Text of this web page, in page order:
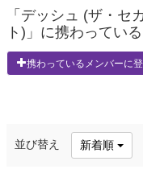
v
g
i
「デッシュ (ザ・セ
ト)」に携わってい
携わっているメンバーに
並び替え 新着順